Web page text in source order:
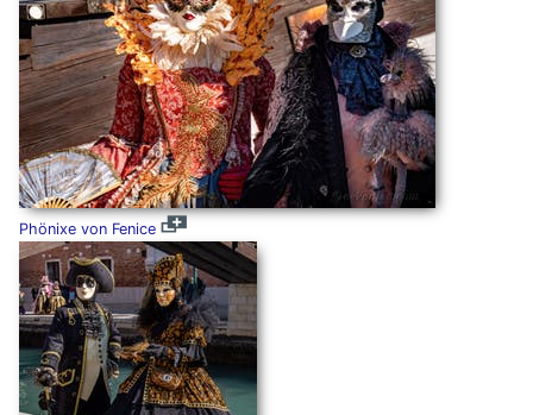
Phönixe von Fenice